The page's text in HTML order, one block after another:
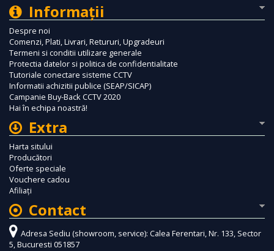
Informaţii
Despre noi
Comenzi, Plati, Livrari, Retururi, Upgradeuri
Termeni si conditii utilizare generale
Protectia datelor si politica de confidentialitate
Tutoriale conectare sisteme CCTV
Informatii achizitii publice (SEAP/SICAP)
Campanie Buy-Back CCTV 2020
Hai în echipa noastră!
Extra
Harta sitului
Producători
Oferte speciale
Vouchere cadou
Afiliaţi
Contact
Adresa Sediu (showroom, service): Calea Ferentari, Nr. 133, Sector
5, Bucuresti 051857